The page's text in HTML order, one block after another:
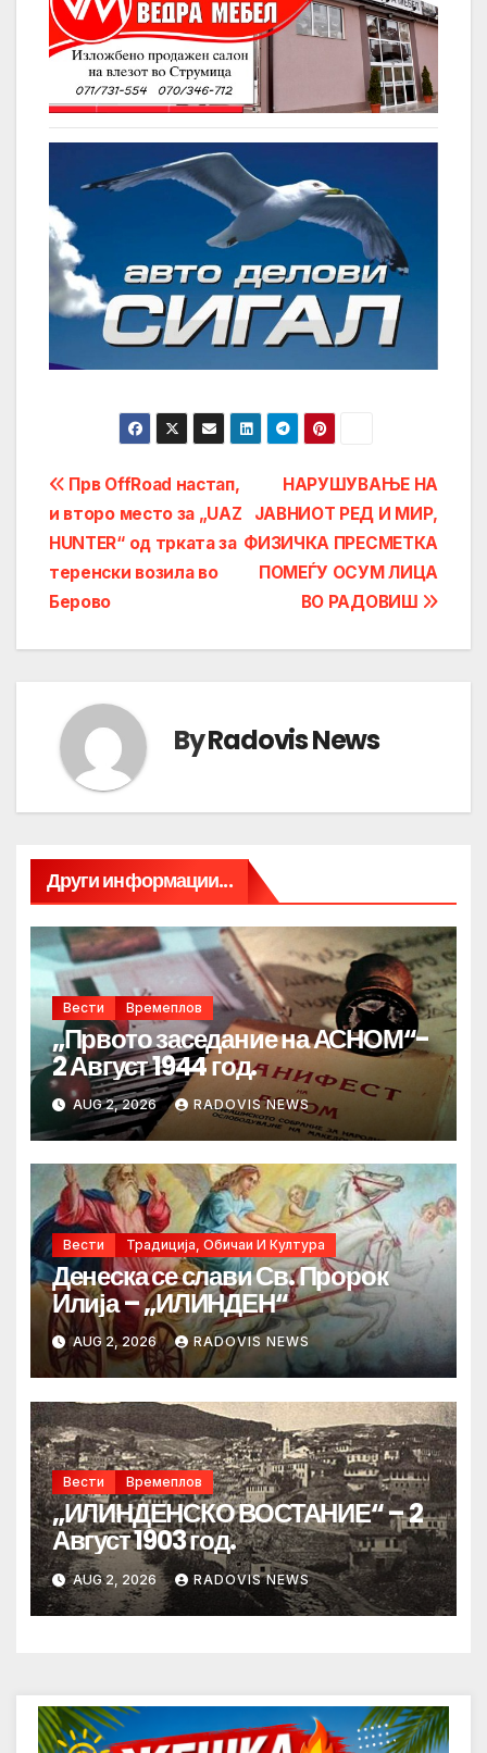
Post
navigation
НАРУШУВАЊЕ НА
ЈАВНИОТ РЕД И МИР,
ФИЗИЧКА ПРЕСМЕТКА
ПОМЕЃУ ОСУМ ЛИЦА
ВО РАДОВИШ
Прв OffRoad настап,
и второ место за „UAZ
HUNTER“ од трката за
теренски возила во
Берово
ByRadovis News
Други информации...
Вести Времеплов
„Првото заседание на АСНОМ“-
2 Август 1944 год.
AUG 2, 2026 RADOVIS NEWS
Вести Традиција, Обичаи И Култура
Денеска се слави Св. Пророк
Илија – „ИЛИНДЕН“
AUG 2, 2026 RADOVIS NEWS
Вести Времеплов
„ИЛИНДЕНСКО ВОСТАНИЕ“ – 2
Август 1903 год.
AUG 2, 2026 RADOVIS NEWS